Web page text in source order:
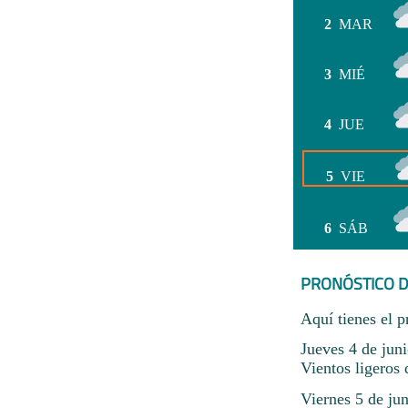
2 MAR
3 MIÉ
4 JUE
5 VIE
6 SÁB
PRONÓSTICO
Aquí tienes el
Jueves 4 de
Vientos ligeros
Viernes 5 de